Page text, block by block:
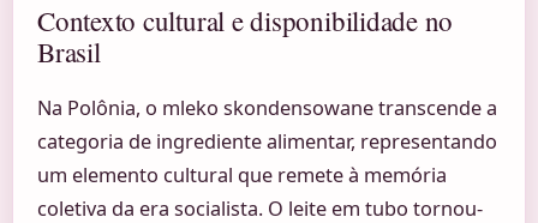
Contexto cultural e disponibilidade no
Brasil
Na Polônia, o mleko skondensowane transcende a
categoria de ingrediente alimentar, representando
um elemento cultural que remete à memória
coletiva da era socialista. O leite em tubo tornou-